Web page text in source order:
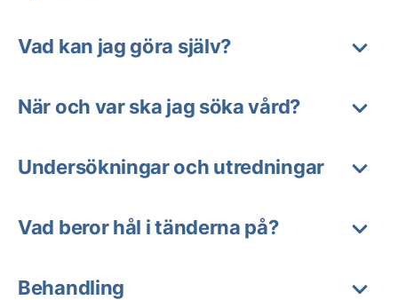
Vad kan jag göra själv?
När och var ska jag söka vård?
Undersökningar och utredningar
Vad beror hål i tänderna på?
Behandling